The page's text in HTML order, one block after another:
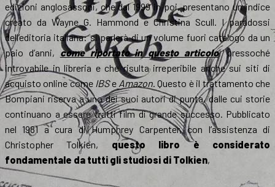
edizioni anglosassoni, che dal 1999 in poi, presentano un indice
creato da Wayne G. Hammond e Christina Scull. I paradossi
dell’editoria italiana: si parlerà di un volume fuori catalogo da un
paio d’anni, come riportato in questo articolo, pressoché
introvabile in libreria e che risulta irreperibile anche sui siti di
acquisto online come IBSe Amazon. Questo è il trattamento che
Bompiani riserva a uno dei suoi autori di punta, dalle cui storie
continuano a essere tratti film di grande successo. Pubblicato
nel 1981 a cura di Humphrey Carpenter, con l’assistenza di
Christopher Tolkien, questo libro è considerato
fondamentale da tutti gli studiosi di Tolkien,